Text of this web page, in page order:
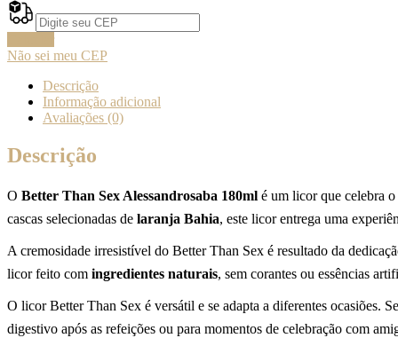
Não sei meu CEP
Descrição
Informação adicional
Avaliações (0)
Descrição
O Better Than Sex Alessandrosaba 180ml é um licor que celebra
cascas selecionadas de laranja Bahia, este licor entrega uma
A cremosidade irresistível do Better Than Sex é resultado da
licor feito com ingredientes naturais, sem corantes ou essências
O licor Better Than Sex é versátil e se adapta a diferentes ocasiões.
digestivo após as refeições ou para momentos de celebração com